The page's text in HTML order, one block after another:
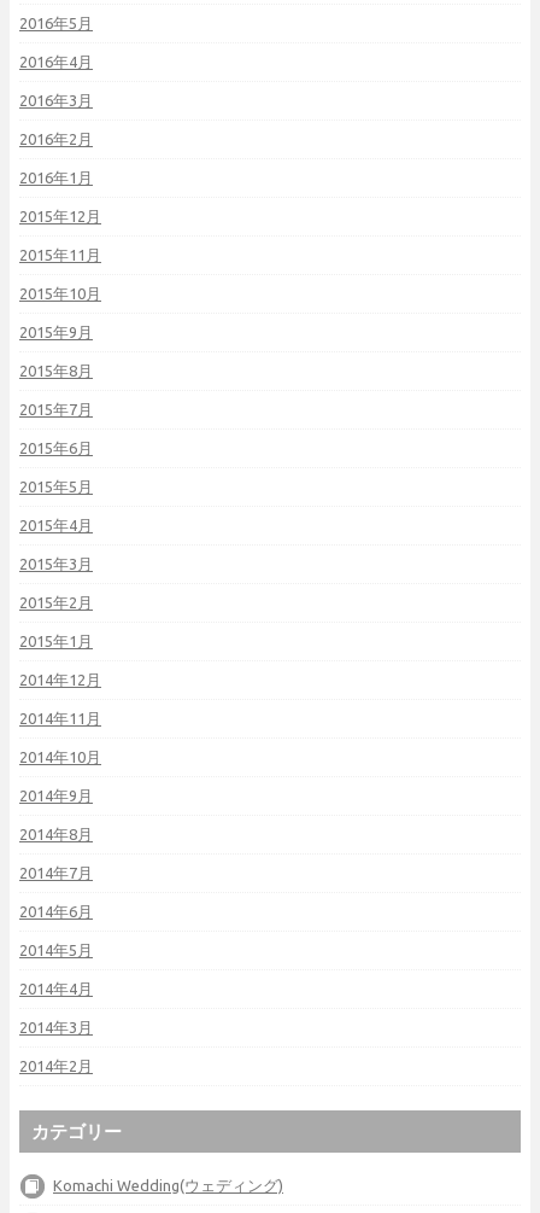
2016年5月
2016年4月
2016年3月
2016年2月
2016年1月
2015年12月
2015年11月
2015年10月
2015年9月
2015年8月
2015年7月
2015年6月
2015年5月
2015年4月
2015年3月
2015年2月
2015年1月
2014年12月
2014年11月
2014年10月
2014年9月
2014年8月
2014年7月
2014年6月
2014年5月
2014年4月
2014年3月
2014年2月
カテゴリー
Komachi Wedding(ウェディング)